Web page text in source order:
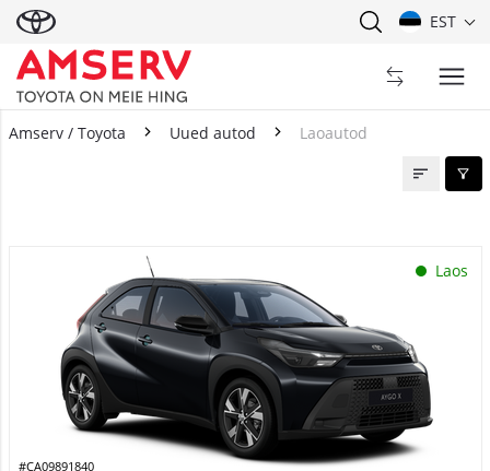
EST
Amserv / Toyota Uued autod Laoautod
Laos
#CA09891840